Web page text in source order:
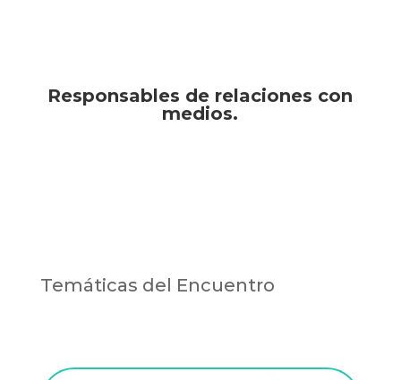
Responsables de relaciones con
medios.
Temáticas del Encuentro